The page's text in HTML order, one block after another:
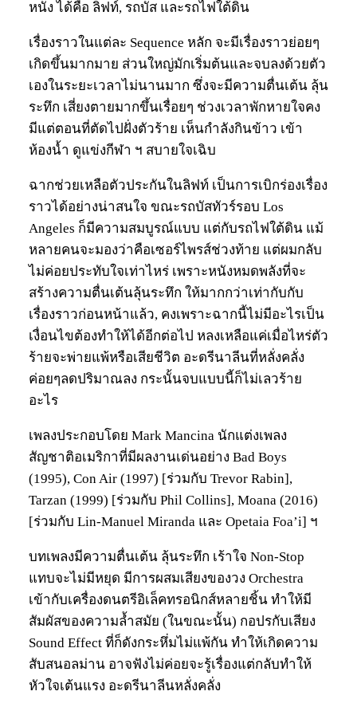
หนัง ได้คือ ลิฟท์, รถบัส และรถไฟใต้ดิน
เรื่องราวในแต่ละ Sequence หลัก จะมีเรื่องราวย่อยๆ
เกิดขึ้นมากมาย ส่วนใหญ่มักเริ่มต้นและจบลงด้วยตัว
เองในระยะเวลาไม่นานมาก ซึ่งจะมีความตื่นเต้น ลุ้น
ระทึก เสี่ยงตายมากขึ้นเรื่อยๆ ช่วงเวลาพักหายใจคง
มีแต่ตอนที่ตัดไปฝั่งตัวร้าย เห็นกำลังกินข้าว เข้า
ห้องน้ำ ดูแข่งกีฬา ฯ สบายใจเฉิบ
ฉากช่วยเหลือตัวประกันในลิฟท์ เป็นการเบิกร่องเรื่อง
ราวได้อย่างน่าสนใจ ขณะรถบัสทัวร์รอบ Los
Angeles ก็มีความสมบูรณ์แบบ แต่กับรถไฟใต้ดิน แม้
หลายคนจะมองว่าคือเซอร์ไพรส์ช่วงท้าย แต่ผมกลับ
ไม่ค่อยประทับใจเท่าไหร่ เพราะหนังหมดพลังที่จะ
สร้างความตื่นเต้นลุ้นระทึก ให้มากกว่าเท่ากับกับ
เรื่องราวก่อนหน้าแล้ว, คงเพราะฉากนี้ไม่มีอะไรเป็น
เงื่อนไขต้องทำให้ได้อีกต่อไป หลงเหลือแค่เมื่อไหร่ตัว
ร้ายจะพ่ายแพ้หรือเสียชีวิต อะดรีนาลีนที่หลั่งคลั่ง
ค่อยๆลดปริมาณลง กระนั้นจบแบบนี้ก็ไม่เลวร้าย
อะไร
เพลงประกอบโดย Mark Mancina นักแต่งเพลง
สัญชาติอเมริกาที่มีผลงานเด่นอย่าง Bad Boys
(1995), Con Air (1997) [ร่วมกับ Trevor Rabin],
Tarzan (1999) [ร่วมกับ Phil Collins], Moana (2016)
[ร่วมกับ Lin-Manuel Miranda และ Opetaia Foa’i] ฯ
บทเพลงมีความตื่นเต้น ลุ้นระทึก เร้าใจ Non-Stop
แทบจะไม่มีหยุด มีการผสมเสียงของวง Orchestra
เข้ากับเครื่องดนตรีอิเล็คทรอนิกส์หลายชิ้น ทำให้มี
สัมผัสของความล้ำสมัย (ในขณะนั้น) กอปรกับเสียง
Sound Effect ที่ก็ดังกระหึ่มไม่แพ้กัน ทำให้เกิดความ
สับสนอลม่าน อาจฟังไม่ค่อยจะรู้เรื่องแต่กลับทำให้
หัวใจเต้นแรง อะดรีนาลีนหลั่งคลั่ง